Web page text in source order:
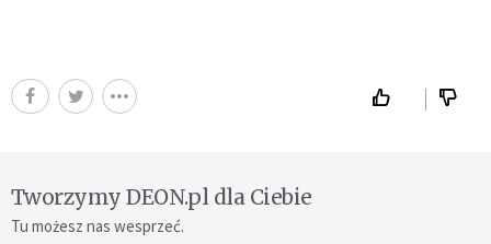
Tworzymy DEON.pl dla Ciebie
Tu możesz nas wesprzeć.